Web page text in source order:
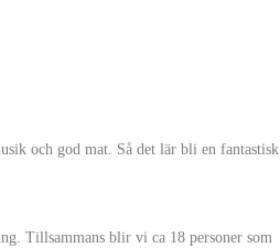
och god mat. Så det lär bli en fantastisk
Tillsammans blir vi ca 18 personer som